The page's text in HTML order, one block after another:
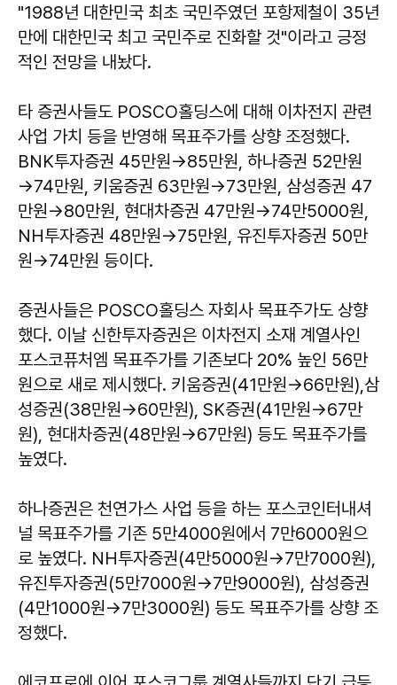
"1988년 대한민국 최초 국민주였던 포항제철이 35년
만에 대한민국 최고 국민주로 진화할 것"이라고 긍정
적인 전망을 내놨다.
타 증권사들도 POSCO홀딩스에 대해 이차전지 관련
사업 가치 등을 반영해 목표주가를 상향 조정했다.
BNK투자증권 45만원→85만원, 하나증권 52만원
→74만원, 키움증권 63만원→73만원, 삼성증권 47
만원→80만원, 현대차증권 47만원→74만5000원,
NH투자증권 48만원→75만원, 유진투자증권 50만
원→74만원 등이다.
증권사들은 POSCO홀딩스 자회사 목표주가도 상향
했다. 이날 신한투자증권은 이차전지 소재 계열사인
포스코퓨처엠 목표주가를 기존보다 20% 높인 56만
원으로 새로 제시했다. 키움증권(41만원→66만원),삼
성증권(38만원→60만원), SK증권(41만원→67만
원), 현대차증권(48만원→67만원) 등도 목표주가를
높였다.
하나증권은 천연가스 사업 등을 하는 포스코인터내셔
널 목표주가를 기존 5만4000원에서 7만6000원으
로 높였다. NH투자증권(4만5000원→7만7000원),
유진투자증권(5만7000원→7만9000원), 삼성증권
(4만1000원→7만3000원) 등도 목표주가를 상향 조
정했다.